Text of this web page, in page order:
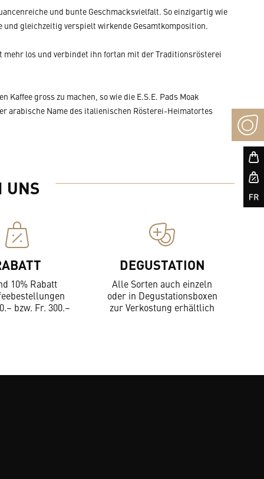
und bunte Geschmacksvielfalt. So einzigartig wie
und gleichzeitig verspielt wirkende Gesamtkomposition.
mehr los und verbindet ihn fortan mit der Traditionsrösterei
gross zu machen, so wie die E.S.E. Pads Moak
arabische Name des italienischen Rösterei-Heimatortes
UNS
10% Rabatt
bzw. Fr. 300.–
DEGUSTATION
Alle Sorten auch einzeln
oder in Degustationsboxen
zur Verkostung erhältlich